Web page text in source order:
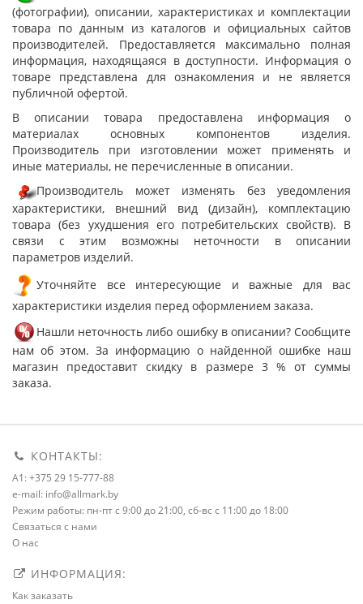
(фотографии), описании, характеристиках и комплектации
товара по данным из каталогов и официальных сайтов
производителей. Предоставляется максимально полная
информация, находящаяся в доступности. Информация о
товаре представлена для ознакомления и не является
публичной офертой.
В описании товара предоставлена информация о
материалах основных компонентов изделия.
Производитель при изготовлении может применять и
иные материалы, не перечисленные в описании.
Производитель может изменять без уведомления
характеристики, внешний вид (дизайн), комплектацию
товара (без ухудшения его потребительских свойств). В
связи с этим возможны неточности в описании
параметров изделий.
Уточняйте все интересующие и важные для вас
характеристики изделия перед оформлением заказа.
Нашли неточность либо ошибку в описании? Сообщите
нам об этом. За информацию о найденной ошибке наш
магазин предоставит скидку в размере 3 % от суммы
заказа.
КОНТАКТЫ:
A1: +375 29 15-777-88
e-mail: info@allmark.by
Режим работы: пн-пт с 9:00 до 21:00, сб-вс с 11:00 до 18:00
Связаться с нами
О нас
ИНФОРМАЦИЯ:
Как заказать